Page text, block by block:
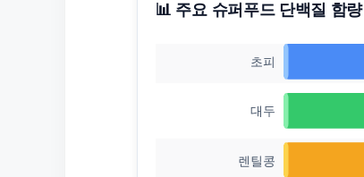
📊 주요 슈퍼푸드 단백질 함량
초피
대두
렌틸콩